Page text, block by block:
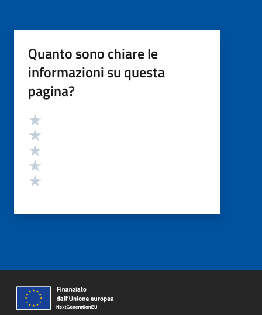
Quanto sono chiare le
informazioni su questa
pagina?
Valutazione